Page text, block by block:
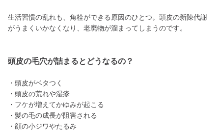
生活習慣の乱れも、角栓ができる原因のひとつ。頭皮の新陳代謝
がうまくいかなくなり、老廃物が溜まってしまうのです。
頭皮の毛穴が詰まるとどうなるの？
・頭皮がベタつく
・頭皮の荒れや湿疹
・フケが増えてかゆみが起こる
・髪の毛の成長が阻害される
・顔の小ジワやたるみ